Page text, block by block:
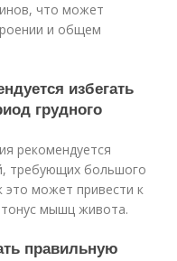
что может
и общем
избегать
грудного
рекомендуется
требующих большого
это может привести к
мышц живота.
правильную